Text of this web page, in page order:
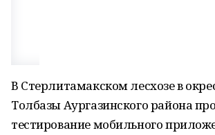
В Стерлитамакском лесхозе в
Толбазы Аургазинского района
тестирование мобильного